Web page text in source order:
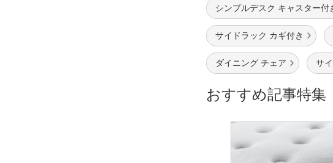
シンプルデスク キャスター付
サイドラック カギ付き
ダイニング チェア サ
おすすめ記事特集